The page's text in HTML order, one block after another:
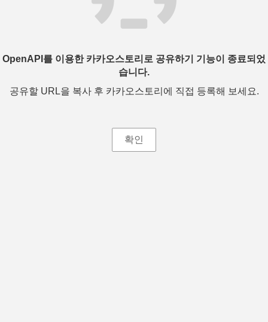
OpenAPI를 이용한 카카오스토리로 공유하기 기능이 종료되었
습니다.
공유할 URL을 복사 후 카카오스토리에 직접 등록해 보세요.
확인